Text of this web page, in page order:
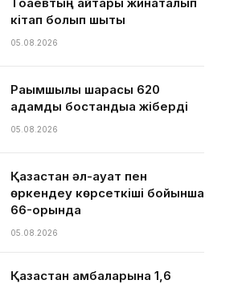
кітап болып шықты
05.08.2026
Рақымшылық шарасы 620
адамды бостандыққа жіберді
05.08.2026
Қазақстан әл-ауқат пен
өркендеу көрсеткіші бойынша
66-орында
05.08.2026
Қазақстан қамбаларына 1,6